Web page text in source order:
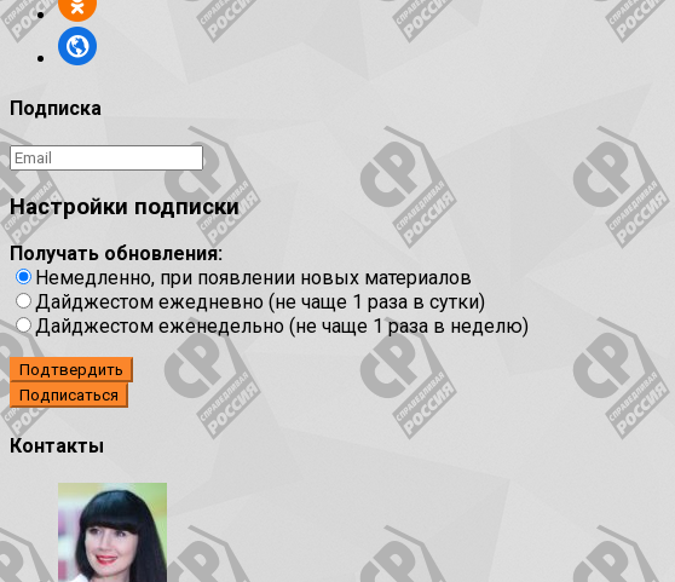
Подписка
Настройки подписки
Получать обновления:
Немедленно, при появлении новых материалов
Дайджестом ежедневно (не чаще 1 раза в сутки)
Дайджестом еженедельно (не чаще 1 раза в неделю)
Подтвердить
Контакты